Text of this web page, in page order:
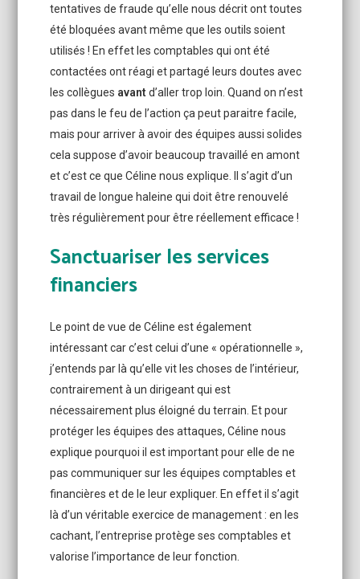
tentatives de fraude qu’elle nous décrit ont toutes
été bloquées avant même que les outils soient
utilisés ! En effet les comptables qui ont été
contactées ont réagi et partagé leurs doutes avec
les collègues avantd’aller trop loin. Quand on n’est
pas dans le feu de l’action ça peut paraitre facile,
mais pour arriver à avoir des équipes aussi solides
cela suppose d’avoir beaucoup travaillé en amont
et c’est ce que Céline nous explique. Il s’agit d’un
travail de longue haleine qui doit être renouvelé
très régulièrement pour être réellement efficace !
Sanctuariser les services
financiers
Le point de vue de Céline est également
intéressant car c’est celui d’une « opérationnelle »,
j’entends par là qu’elle vit les choses de l’intérieur,
contrairement à un dirigeant qui est
nécessairement plus éloigné du terrain. Et pour
protéger les équipes des attaques, Céline nous
explique pourquoi il est important pour elle de ne
pas communiquer sur les équipes comptables et
financières et de le leur expliquer. En effet il s’agit
là d’un véritable exercice de management : en les
cachant, l’entreprise protège ses comptables et
valorise l’importance de leur fonction.